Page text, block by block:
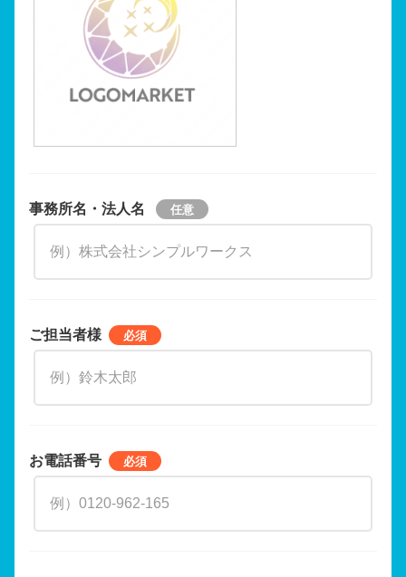
事務所名・法人名
ご担当者様
お電話番号